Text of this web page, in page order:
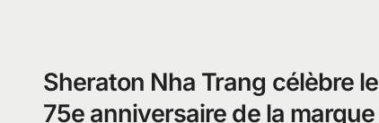
Sheraton Nha Trang célèbre le
75e anniversaire de la marque